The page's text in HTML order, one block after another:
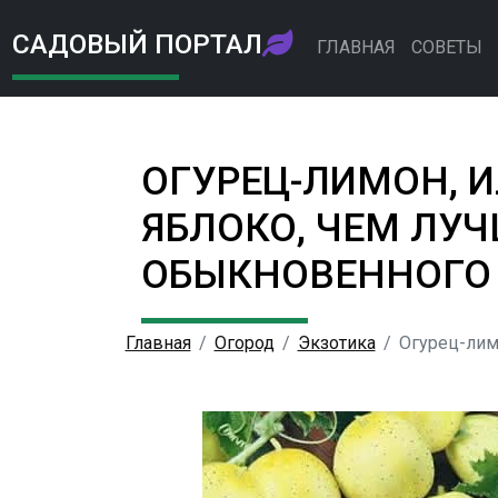
САДОВЫЙ ПОРТАЛ ГЛАВНАЯ СОВЕТЫ
ОГУРЕЦ-ЛИМОН,
ЯБЛОКО, ЧЕМ
ОБЫКНОВЕННОГО
Главная Огород Экзотика Огурец-